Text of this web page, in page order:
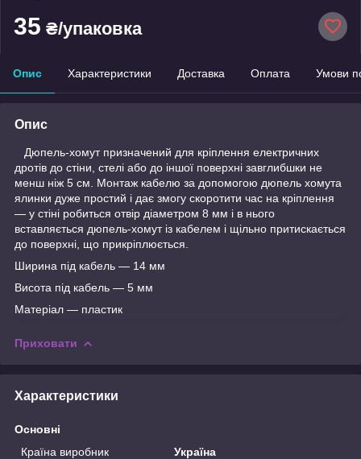
35 ₴/упаковка
Опис Характеристики Доставка Оплата Умови
Опис
Дюпель-хомут призначений для кріплення електричних
дротів до стіни, стелі або до іншої поверхні завглибшки не
менш ніж 5 см. Монтаж кабелю за допомогою дюпель хомута
ялинки дуже простий і дає змогу скоротити час на кріплення
— у стіні робиться отвір діаметром 8 мм і в нього
вставляється дюпель-хомут із кабелем і щільно притискається
до поверхні, що прикріплюється.
Ширина під кабель — 14 мм
Висота під кабель — 5 мм
Матеріал — пластик
Приховати
Характеристики
Основні
Країна виробник
Україна